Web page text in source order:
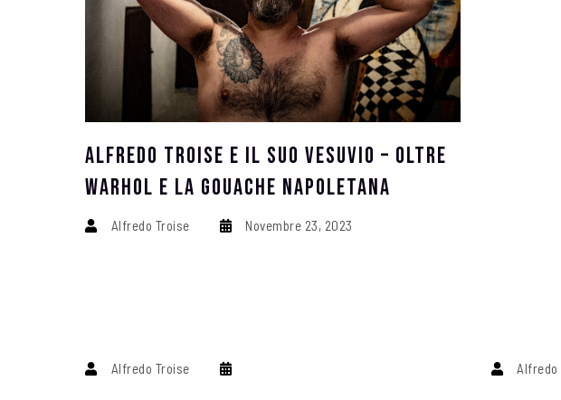
Alfredo Troise E Il Suo Vesuvio – Oltre
Warhol E La Gouache Napoletana
Alfredo Troise Novembre 23, 2023
Alfredo Troise Alfredo